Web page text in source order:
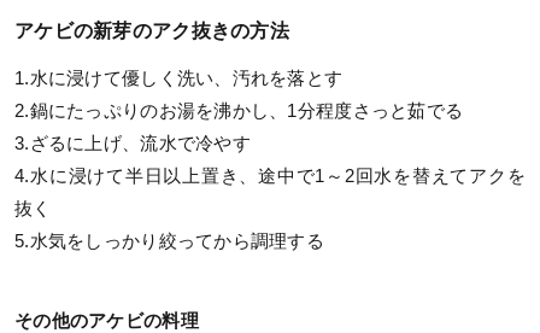
アケビの新芽のアク抜きの方法
1.水に浸けて優しく洗い、汚れを落とす
2.鍋にたっぷりのお湯を沸かし、1分程度さっと茹でる
3.ざるに上げ、流水で冷やす
4.水に浸けて半日以上置き、途中で1～2回水を替えてアクを
抜く
5.水気をしっかり絞ってから調理する
その他のアケビの料理